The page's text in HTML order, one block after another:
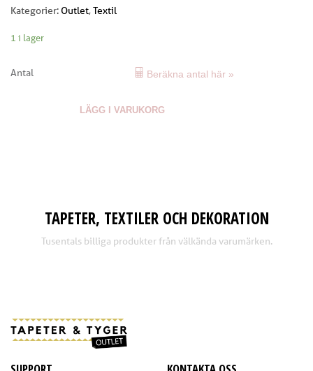
Kategorier: Outlet,Textil
1 i lager
Antal Beräkna antal här »
LÄGG I VARUKORG
TAPETER, TEXTILER OCH DEKORATION
Tusentals billiga produkter från välkända varumärken.